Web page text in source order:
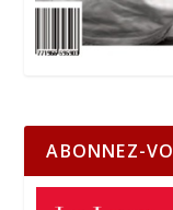
ABONNEZ-